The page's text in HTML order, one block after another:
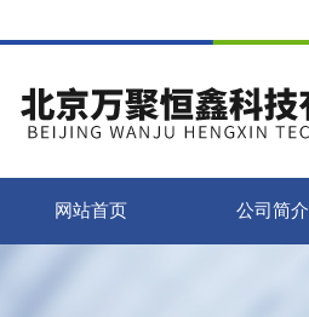
网站首页 公司简介